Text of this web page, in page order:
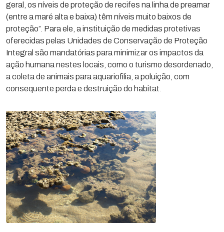
geral, os níveis de proteção de recifes na linha de preamar
(entre a maré alta e baixa) têm níveis muito baixos de
proteção”. Para ele, a instituição de medidas protetivas
oferecidas pelas Unidades de Conservação de Proteção
Integral são mandatórias para minimizar os impactos da
ação humana nestes locais, como o turismo desordenado,
a coleta de animais para aquariofilia, a poluição, com
consequente perda e destruição do habitat.